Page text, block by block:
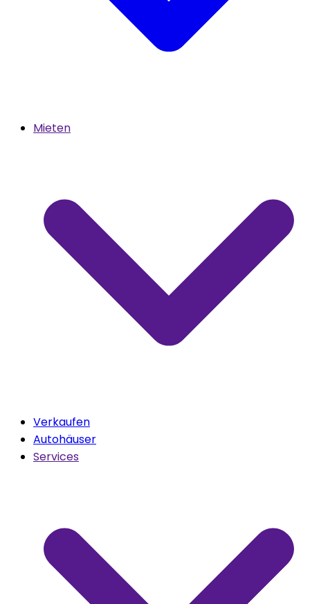
Mieten
Verkaufen
Autohäuser
Services